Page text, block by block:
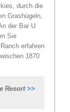
durch die
Grashügeln,
der Bar U
Sie
erfahren
1870
Resort >>